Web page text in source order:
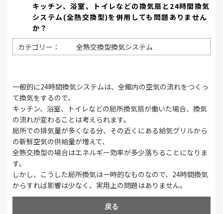
キッチン、浴室、トイレなどの換気扇と24時間換気
システム(全熱交換型)を併用しても問題ありません
か？
カテゴリー：
全熱交換型換気システム
一般的に24時間換気システムは、全館内の空気の流れをつくっ
て換気をするので、
キッチン、浴室、トイレなどの局所換気扇が働いた場合、換気
の流れが変わることは考えられます。
局所での排気量が多くなる分、その近くにある給気グリルから
の新鮮空気の供給量が増えて、
全熱交換型の場合はエネルギー効率が多少落ちることになりま
す。
しかし、こうした局所換気は一時的なものなので、24時間換気
からすれば影響は少なく、実用上の問題はありません。
戻る